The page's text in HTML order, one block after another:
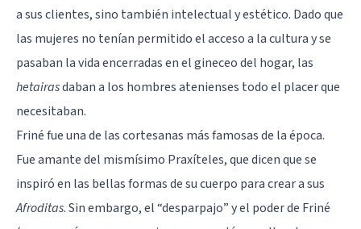
a sus clientes, sino también intelectual y estético. Dado que
las mujeres no tenían permitido el acceso a la cultura y se
pasaban la vida encerradas en el gineceo del hogar, las
hetairasdaban a los hombres atenienses todo el placer que
necesitaban.
Friné fue una de las cortesanas más famosas de la época.
Fue amante del mismísimo Praxíteles, que dicen que se
inspiró en las bellas formas de su cuerpo para crear a sus
Afroditas. Sin embargo, el “desparpajo” y el poder de Friné